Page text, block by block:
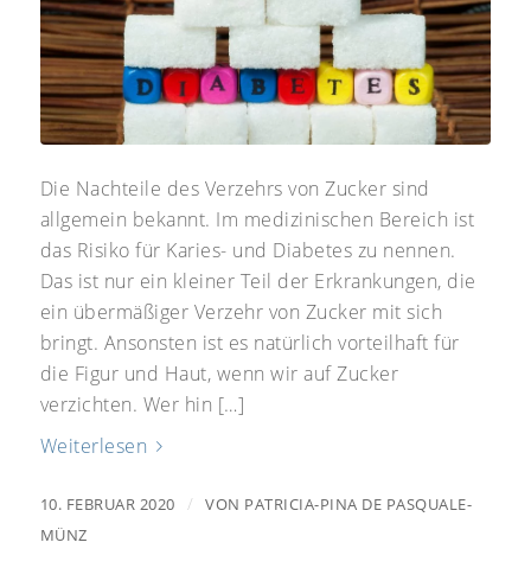
Die Nachteile des Verzehrs von Zucker sind
allgemein bekannt. Im medizinischen Bereich ist
das Risiko für Karies- und Diabetes zu nennen.
Das ist nur ein kleiner Teil der Erkrankungen, die
ein übermäßiger Verzehr von Zucker mit sich
bringt. Ansonsten ist es natürlich vorteilhaft für
die Figur und Haut, wenn wir auf Zucker
verzichten. Wer hin […]
Weiterlesen
10. FEBRUAR 2020 / VON PATRICIA-PINA DE PASQUALE-
MÜNZ